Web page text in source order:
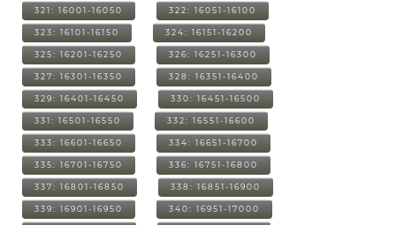
321: 16001-16050 322: 16051-16100
323: 16101-16150 324: 16151-16200
325: 16201-16250 326: 16251-16300
327: 16301-16350 328: 16351-16400
329: 16401-16450 330: 16451-16500
331: 16501-16550 332: 16551-16600
333: 16601-16650 334: 16651-16700
335: 16701-16750 336: 16751-16800
337: 16801-16850 338: 16851-16900
339: 16901-16950 340: 16951-17000